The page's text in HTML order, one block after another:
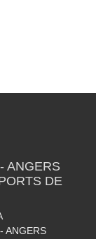
ANGERS
DE
ANGERS